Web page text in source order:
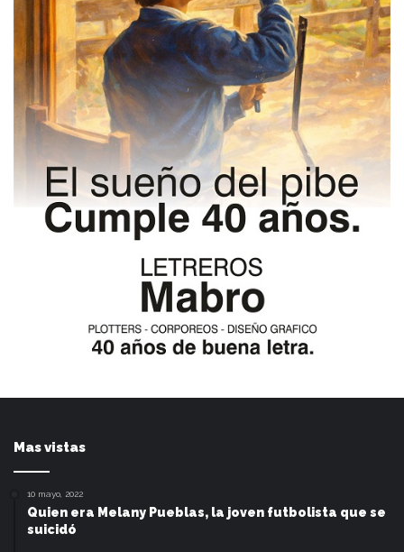
Mas vistas
10 mayo, 2022
Quien era Melany Pueblas, la joven futbolista que se
suicidó